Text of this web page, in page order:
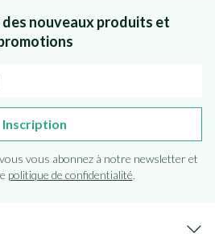
nouveaux produits et
Inscription
vous abonnez à notre newsletter et
politique de confidentialité.